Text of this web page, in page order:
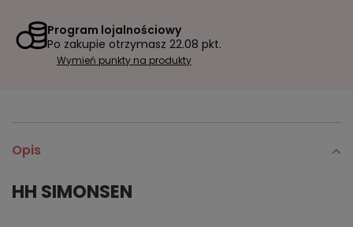
Program lojalnościowy
Po zakupie otrzymasz 22.08 pkt.
Wymień punkty na produkty
Opis
HH SIMONSEN